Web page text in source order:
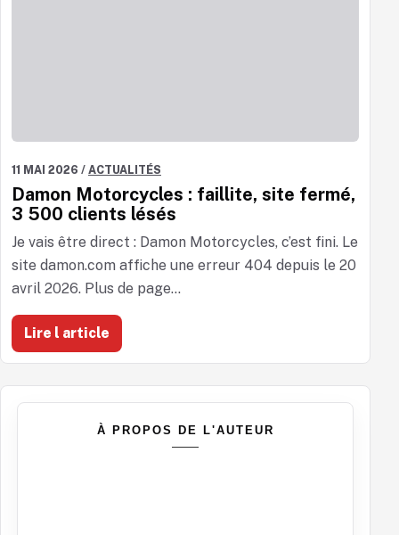
11 MAI 2026 / ACTUALITÉS
Damon Motorcycles : faillite, site fermé,
3 500 clients lésés
Je vais être direct : Damon Motorcycles, c’est fini. Le
site damon.com affiche une erreur 404 depuis le 20
avril 2026. Plus de page...
Lire l article
À PROPOS DE L'AUTEUR